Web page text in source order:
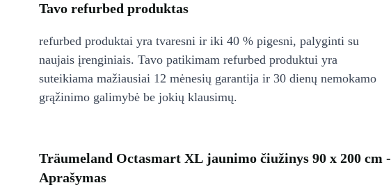
Tavo refurbed produktas
refurbed produktai yra tvaresni ir iki 40 % pigesni, palyginti su
naujais įrenginiais. Tavo patikimam refurbed produktui yra
suteikiama mažiausiai 12 mėnesių garantija ir 30 dienų nemokamo
grąžinimo galimybė be jokių klausimų.
Träumeland Octasmart XL jaunimo čiužinys 90 x 200 cm -
Aprašymas